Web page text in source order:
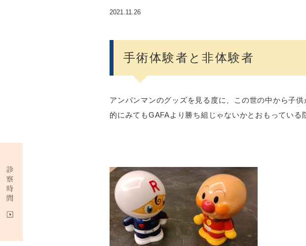
2021.11.26
手術体験者と非体験者
アンパンマンのグッズを見る度に、この世の中から子
的にみてもGAFAより勝ち組じゃないかとおもっている